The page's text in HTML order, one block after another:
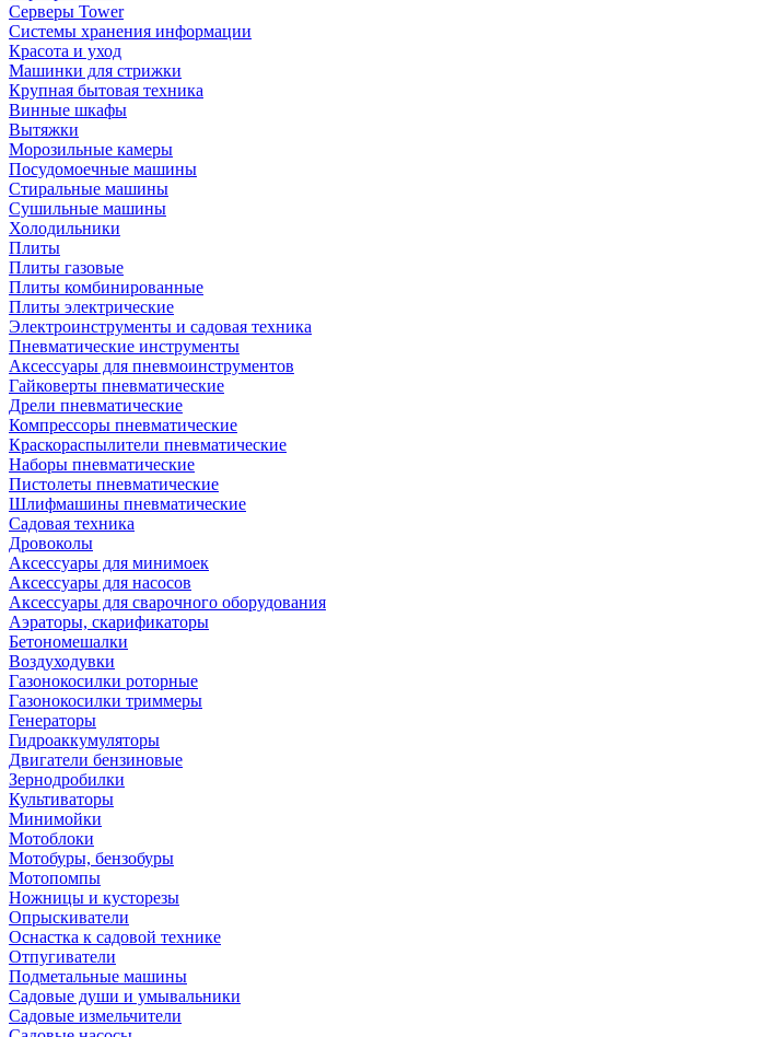
Серверы Tower
Системы хранения информации
Красота и уход
Машинки для стрижки
Крупная бытовая техника
Винные шкафы
Вытяжки
Морозильные камеры
Посудомоечные машины
Стиральные машины
Сушильные машины
Холодильники
Плиты
Плиты газовые
Плиты комбинированные
Плиты электрические
Электроинструменты и садовая техника
Пневматические инструменты
Аксессуары для пневмоинструментов
Гайковерты пневматические
Дрели пневматические
Компрессоры пневматические
Краскораспылители пневматические
Наборы пневматические
Пистолеты пневматические
Шлифмашины пневматические
Садовая техника
Дровоколы
Аксессуары для минимоек
Аксессуары для насосов
Аксессуары для сварочного оборудования
Аэраторы, скарификаторы
Бетономешалки
Воздуходувки
Газонокосилки роторные
Газонокосилки триммеры
Генераторы
Гидроаккумуляторы
Двигатели бензиновые
Зернодробилки
Культиваторы
Минимойки
Мотоблоки
Мотобуры, бензобуры
Мотопомпы
Ножницы и кусторезы
Опрыскиватели
Оснастка к садовой технике
Отпугиватели
Подметальные машины
Садовые души и умывальники
Садовые измельчители